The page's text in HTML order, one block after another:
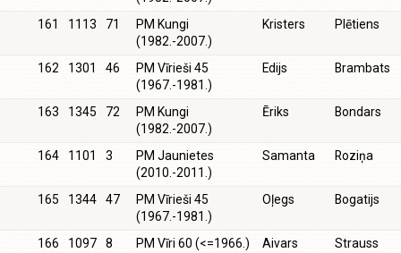
161 1113 71
PM Kungi
(1982.-2007.)
Kristers Plētiens
162 1301 46
PM Vīrieši 45
(1967.-1981.)
Edijs Brambats
163 1345 72
PM Kungi
(1982.-2007.)
Ēriks Bondars
164 1101 3
PM Jaunietes
(2010.-2011.)
Samanta Roziņa
165 1344 47
PM Vīrieši 45
(1967.-1981.)
Oļegs Bogatijs
166 1097 8 PM Vīri 60 (<=1966.) Aivars Strauss